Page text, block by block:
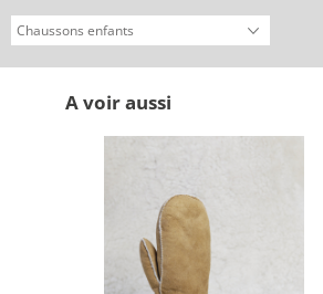
A voir aussi